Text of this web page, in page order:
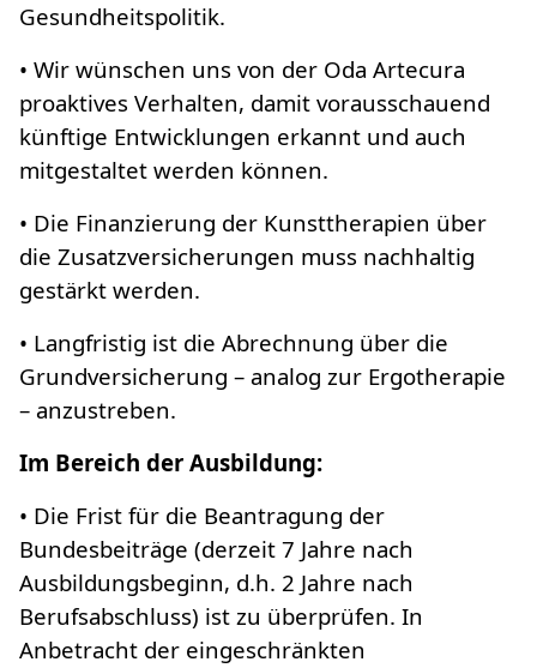
Gesundheitspolitik.
• Wir wünschen uns von der Oda Artecura
proaktives Verhalten, damit vorausschauend
künftige Entwicklungen erkannt und auch
mitgestaltet werden können.
• Die Finanzierung der Kunsttherapien über
die Zusatzversicherungen muss nachhaltig
gestärkt werden.
• Langfristig ist die Abrechnung über die
Grundversicherung – analog zur Ergotherapie
– anzustreben.
Im Bereich der Ausbildung:
• Die Frist für die Beantragung der
Bundesbeiträge (derzeit 7 Jahre nach
Ausbildungsbeginn, d.h. 2 Jahre nach
Berufsabschluss) ist zu überprüfen. In
Anbetracht der eingeschränkten